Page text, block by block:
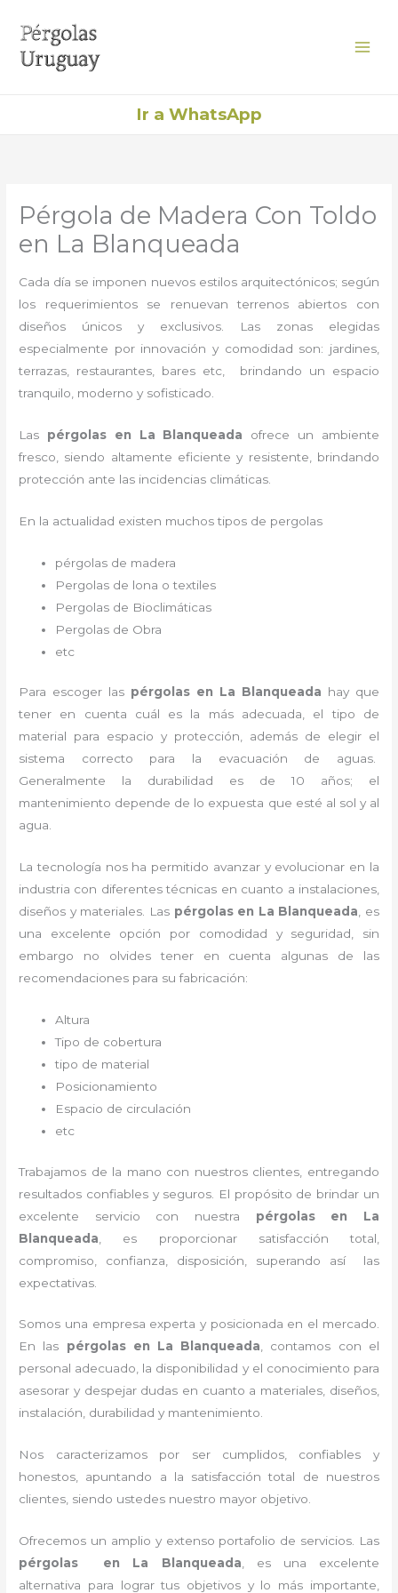
contenido
Ir a WhatsApp
Pérgola de Madera Con Toldo
en La Blanqueada
Cada día se imponen nuevos estilos arquitectónicos; según
los requerimientos se renuevan terrenos abiertos con
diseños únicos y exclusivos. Las zonas elegidas
especialmente por innovación y comodidad son: jardines,
terrazas, restaurantes, bares etc, brindando un espacio
tranquilo, moderno y sofisticado.
Las pérgolas en La Blanqueada ofrece un ambiente
fresco, siendo altamente eficiente y resistente, brindando
protección ante las incidencias climáticas.
En la actualidad existen muchos tipos de pergolas
pérgolas de madera
Pergolas de lona o textiles
Pergolas de Bioclimáticas
Pergolas de Obra
etc
Para escoger las pérgolas en La Blanqueada hay que
tener en cuenta cuál es la más adecuada, el tipo de
material para espacio y protección, además de elegir el
sistema correcto para la evacuación de aguas.
Generalmente la durabilidad es de 10 años; el
mantenimiento depende de lo expuesta que esté al sol y al
agua.
La tecnología nos ha permitido avanzar y evolucionar en la
industria con diferentes técnicas en cuanto a instalaciones,
diseños y materiales. Las pérgolasen La Blanqueada , es
una excelente opción por comodidad y seguridad, sin
embargo no olvides tener en cuenta algunas de las
recomendaciones para su fabricación:
Altura
Tipo de cobertura
tipo de material
Posicionamiento
Espacio de circulación
etc
Trabajamos de la mano con nuestros clientes, entregando
resultados confiables y seguros. El propósito de brindar un
excelente servicio con nuestra pérgolas en La
Blanqueada , es proporcionar satisfacción total,
compromiso, confianza, disposición, superando así las
expectativas.
Somos una empresa experta y posicionada en el mercado.
En las pérgolasen La Blanqueada, contamos con el
personal adecuado, la disponibilidad y el conocimiento para
asesorar y despejar dudas en cuanto a materiales, diseños,
instalación, durabilidad y mantenimiento.
Nos caracterizamos por ser cumplidos, confiables y
honestos, apuntando a la satisfacción total de nuestros
clientes, siendo ustedes nuestro mayor objetivo.
Ofrecemos un amplio y extenso portafolio de servicios. Las
pérgolas en La Blanqueada , es una excelente
alternativa para lograr tus objetivos y lo más importante,